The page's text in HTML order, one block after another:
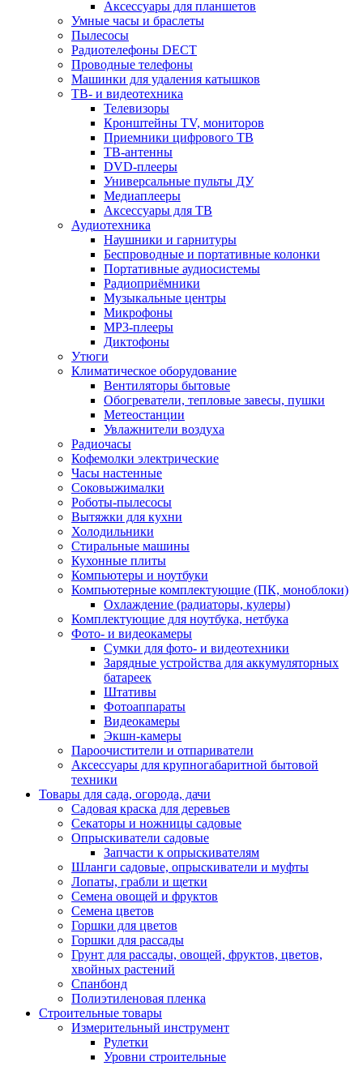
Аксессуары для планшетов
Умные часы и браслеты
Пылесосы
Радиотелефоны DECT
Проводные телефоны
Машинки для удаления катышков
ТВ- и видеотехника
Телевизоры
Кронштейны TV, мониторов
Приемники цифрового ТВ
ТВ-антенны
DVD-плееры
Универсальные пульты ДУ
Медиаплееры
Аксессуары для ТВ
Аудиотехника
Наушники и гарнитуры
Беспроводные и портативные колонки
Портативные аудиосистемы
Радиоприёмники
Музыкальные центры
Микрофоны
MP3-плееры
Диктофоны
Утюги
Климатическое оборудование
Вентиляторы бытовые
Обогреватели, тепловые завесы, пушки
Метеостанции
Увлажнители воздуха
Радиочасы
Кофемолки электрические
Часы настенные
Соковыжималки
Роботы-пылесосы
Вытяжки для кухни
Холодильники
Стиральные машины
Кухонные плиты
Компьютеры и ноутбуки
Компьютерные комплектующие (ПК, моноблоки)
Охлаждение (радиаторы, кулеры)
Комплектующие для ноутбука, нетбука
Фото- и видеокамеры
Сумки для фото- и видеотехники
Зарядные устройства для аккумуляторных
батареек
Штативы
Фотоаппараты
Видеокамеры
Экшн-камеры
Пароочистители и отпариватели
Аксессуары для крупногабаритной бытовой
техники
Товары для сада, огорода, дачи
Садовая краска для деревьев
Секаторы и ножницы садовые
Опрыскиватели садовые
Запчасти к опрыскивателям
Шланги садовые, опрыскиватели и муфты
Лопаты, грабли и щетки
Семена овощей и фруктов
Семена цветов
Горшки для цветов
Горшки для рассады
Грунт для рассады, овощей, фруктов, цветов,
хвойных растений
Спанбонд
Полиэтиленовая пленка
Строительные товары
Измерительный инструмент
Рулетки
Уровни строительные